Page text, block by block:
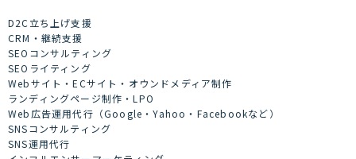
D2C立ち上げ支援
CRM・継続支援
SEOコンサルティング
SEOライティング
Webサイト・ECサイト・オウンドメディア制作
ランディングページ制作・LPO
Web広告運用代行（Google・Yahoo・Facebookなど）
SNSコンサルティング
SNS運用代行